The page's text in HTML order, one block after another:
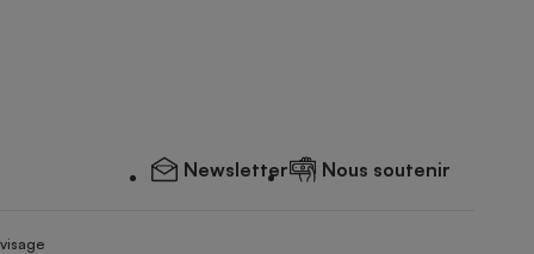
Newsletter Nous soutenir